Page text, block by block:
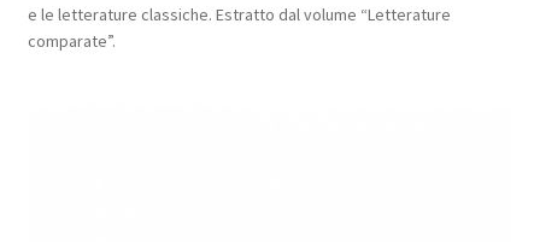
Libri rari
e le letterature classiche. Estratto dal volume “Letterature
comparate”.